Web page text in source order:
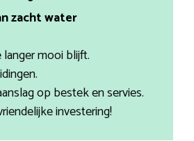
zacht water
langer mooi blijft.
op bestek en servies.
investering!